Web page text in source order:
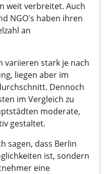
weit verbreitet. Auch
NGO's haben ihren
an
variieren stark je nach
liegen aber im
Dennoch
im Vergleich zu
moderate,
gestaltet.
sagen, dass Berlin
ist, sondern
eine